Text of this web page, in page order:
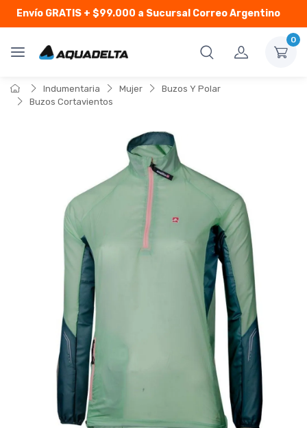
Envío GRATIS+ $99.000 a Sucursal Correo Argentino
0
Indumentaria Mujer
Buzos Y Polar
Buzos Cortavientos